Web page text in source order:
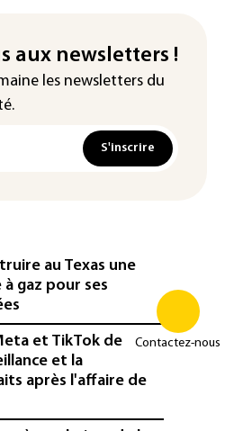
Contactez-nous
aux newsletters !
les newsletters du
S'inscrire
au Texas une
gaz pour ses
et TikTok de
et la
après l'affaire de